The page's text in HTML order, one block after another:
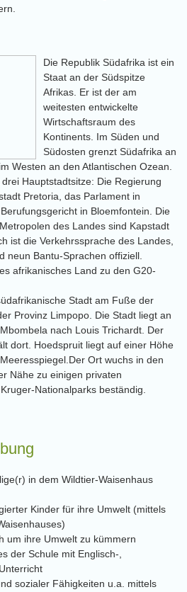
Die Republik Südafrika ist ein
Staat an der Südspitze
Afrikas. Er ist der am
weitesten entwickelte
Wirtschaftsraum des
Kontinents. Im Süden und
Südosten grenzt Südafrika an
Westen an den Atlantischen Ozean.
Hauptstadtsitze: Die Regierung
Pretoria, das Parlament in
in Bloemfontein. Die
des Landes sind Kapstadt
ist die Verkehrssprache des Landes,
neun Bantu-Sprachen offiziell.
afrikanisches Land zu den G20-
Stadt am Fuße der
Provinz Limpopo. Die Stadt liegt an
nach Louis Trichardt. Der
dort. Hoedspruit liegt auf einer Höhe
Ort wuchs in den
Nähe zu einigen privaten
Nationalparks beständig.
in dem Wildtier-Waisenhaus
Kinder für ihre Umwelt (mittels
um ihre Umwelt zu kümmern
der Schule mit Englisch-,
sozialer Fähigkeiten u.a. mittels